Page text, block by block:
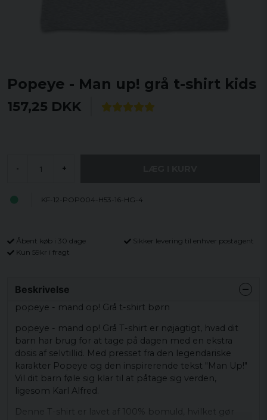
Popeye - Man up! grå t-shirt kids
157,25 DKK
- +
KF-12-POP004-H53-16-HG-4
Åbent køb i 30 dage
Sikker levering til enhver postagent
Kun 59kr i fragt
Beskrivelse
popeye - mand op! Grå t-shirt børn
popeye - mand op! Grå T-shirt er nøjagtigt, hvad dit
barn har brug for at tage på dagen med en ekstra
dosis af selvtillid. Med presset fra den legendariske
karakter Popeye og den inspirerende tekst "Man Up!"
Vil dit barn føle sig klar til at påtage sig verden,
ligesom Karl Alfred.
Denne T-shirt er lavet af 100% bomuld, hvilket gør